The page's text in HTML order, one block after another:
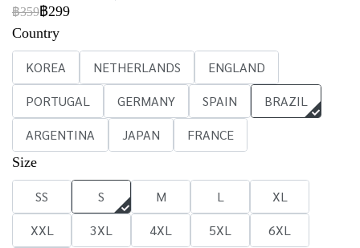
฿359฿299
Country
KOREA NETHERLANDS
ENGLAND
PORTUGAL
GERMANY SPAIN
BRAZIL
ARGENTINA
JAPAN FRANCE
Size
SS S M L
XL
XXL
3XL 4XL 5XL
6XL